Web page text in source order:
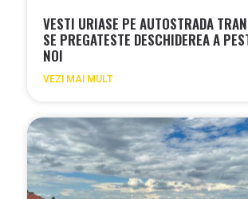
VESTI URIASE PE AUTOSTRADA
SE PREGATESTE DESCHIDEREA A
NOI
VEZI MAI MULT